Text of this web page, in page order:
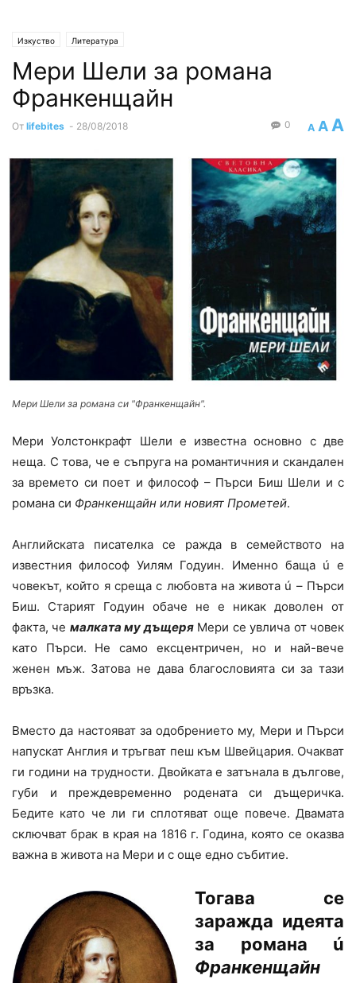
Изкуство Литература
Мери Шели за романа
Франкенщайн
От lifebites - 28/08/2018 A A A
0
Мери Шели за романа си "Франкенщайн".
Мери Уолстонкрафт Шели е известна основно с две
неща. С това, че е съпруга на романтичния и скандален
за времето си поет и философ – Пърси Биш Шели и с
романа си Франкенщайн или новият Прометей.
Английската писателка се ражда в семейството на
известния философ Уилям Годуин. Именно баща ú е
човекът, който я среща с любовта на живота ú – Пърси
Биш. Старият Годуин обаче не е никак доволен от
факта, че малката му дъщеряМери се увлича от човек
като Пърси. Не само ексцентричен, но и най-вече
женен мъж. Затова не дава благословията си за тази
връзка.
Вместо да настояват за одобрението му, Мери и Пърси
напускат Англия и тръгват пеш към Швейцария. Очакват
ги години на трудности. Двойката е затънала в дългове,
губи и преждевременно родената си дъщеричка.
Бедите като че ли ги сплотяват още повече. Двамата
сключват брак в края на 1816 г. Година, която се оказва
важна в живота на Мери и с още едно събитие.
Тогава се
заражда идеята
за романа ú
Франкенщайн